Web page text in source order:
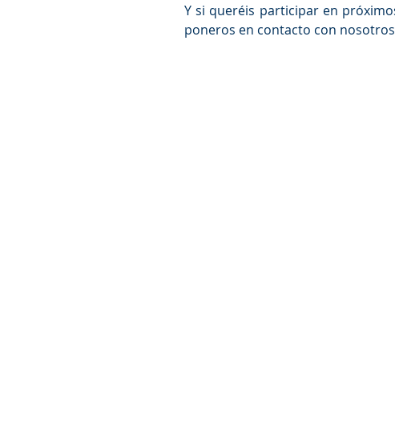
Y si queréis participar en
poneros en contacto con